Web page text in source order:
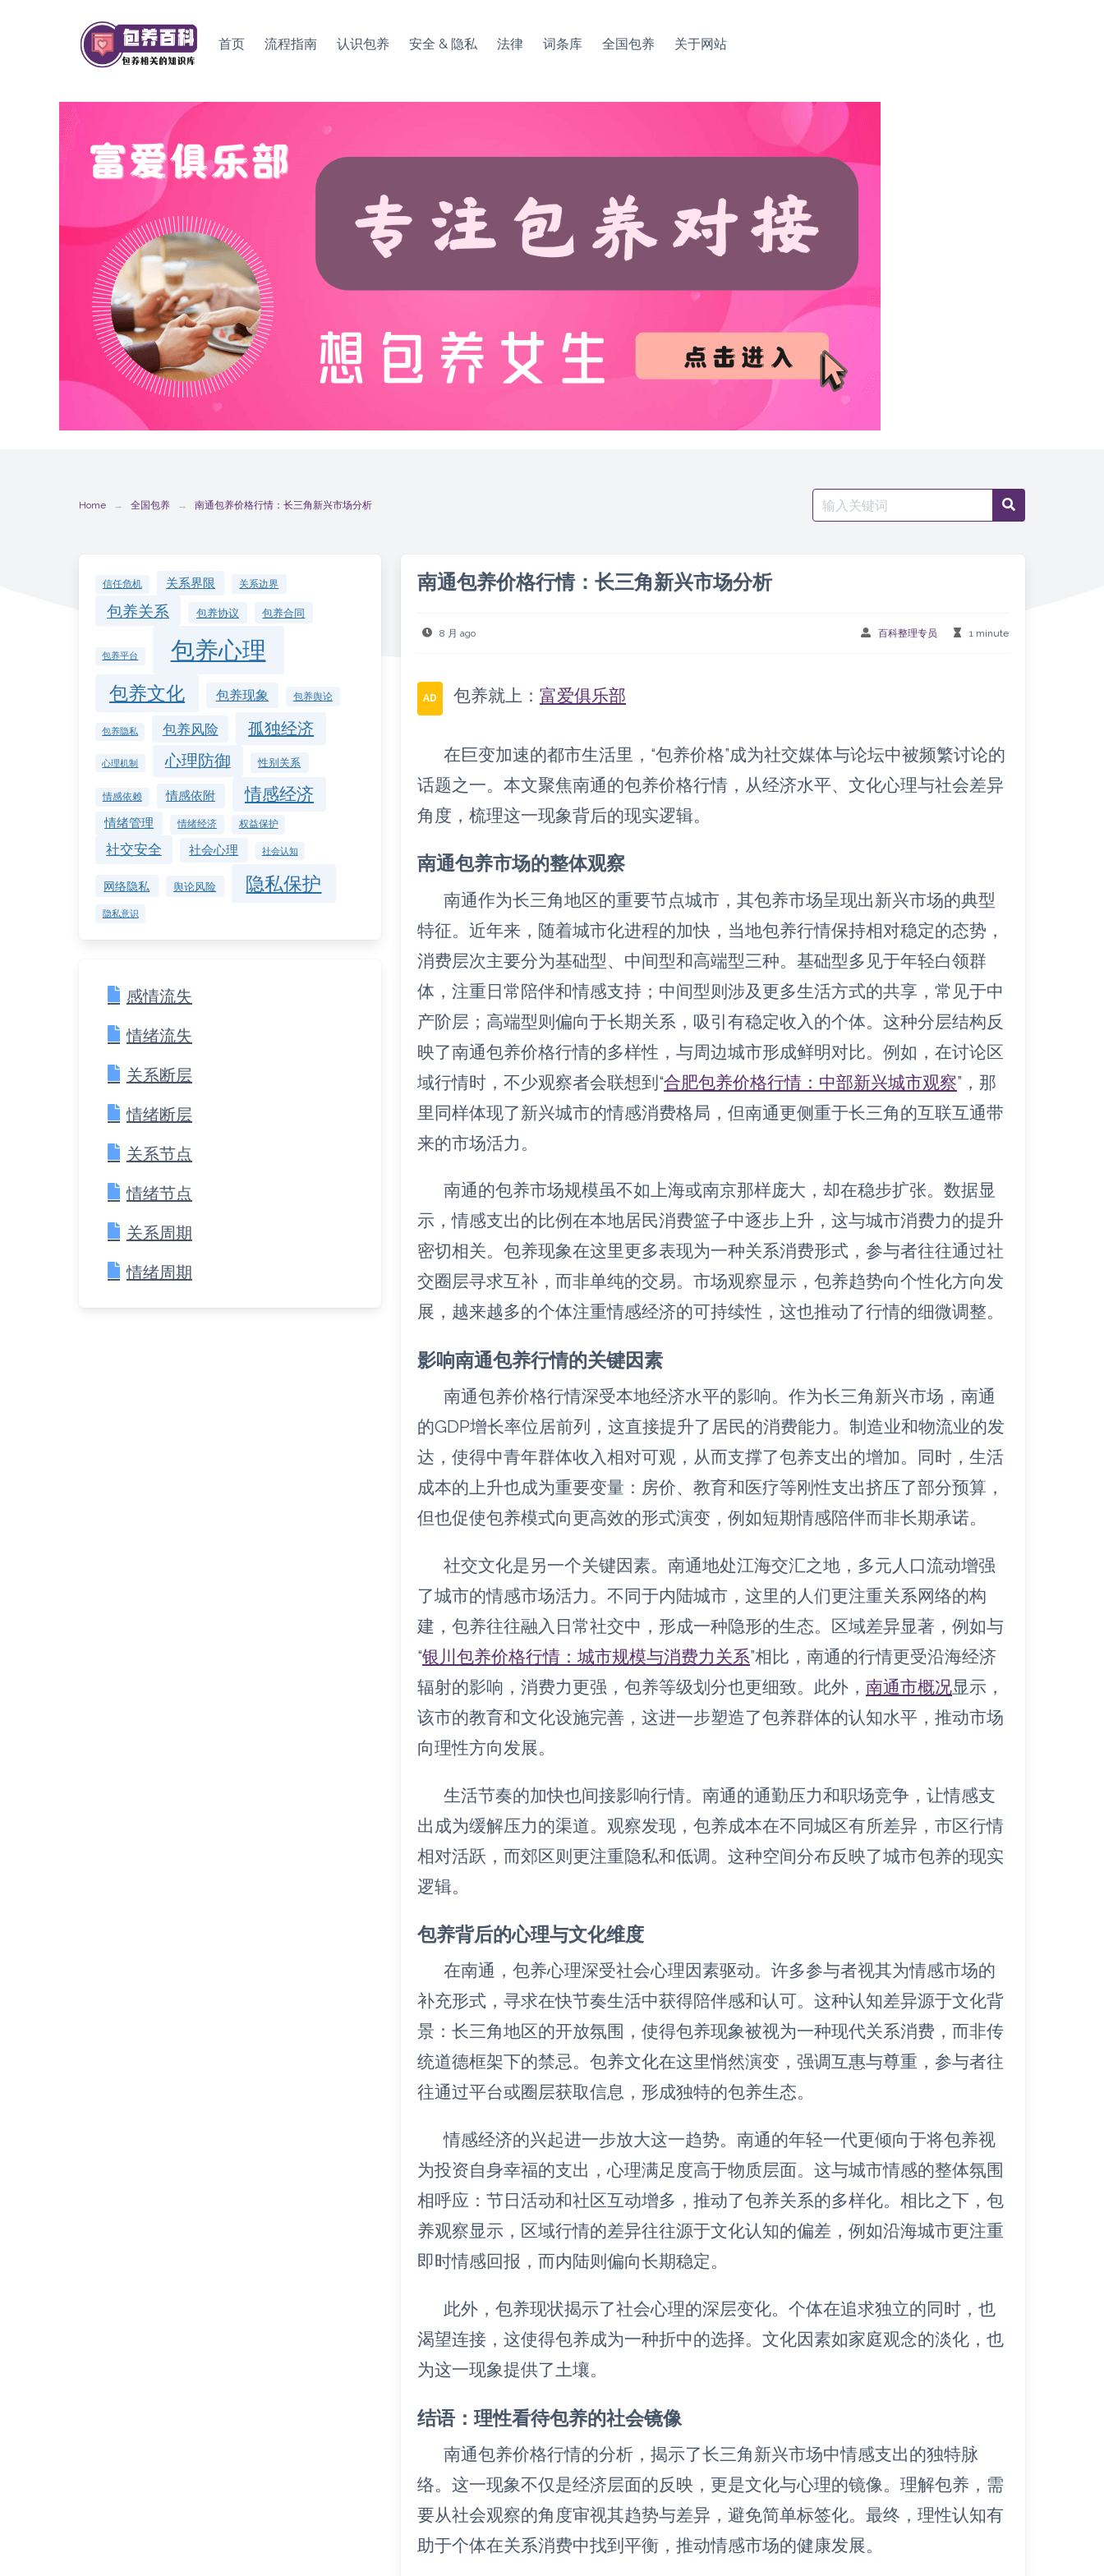
首页 流程指南 认识包养 安全 & 隐私 法律 词条库 全国包养 关于网站
Home 全国包养 南通包养价格行情：长三角新兴市场分析
Search
for:
Search
南通包养价格行情：长三角新兴市场分析
8 月 ago 百科整理专员 1 minute
AD 包养就上：富爱俱乐部
在巨变加速的都市生活里，“包养价格”成为社交媒体与论坛中被频繁讨论的
话题之一。本文聚焦南通的包养价格行情，从经济水平、文化心理与社会差异
角度，梳理这一现象背后的现实逻辑。
南通包养市场的整体观察
南通作为长三角地区的重要节点城市，其包养市场呈现出新兴市场的典型
特征。近年来，随着城市化进程的加快，当地包养行情保持相对稳定的态势，
消费层次主要分为基础型、中间型和高端型三种。基础型多见于年轻白领群
体，注重日常陪伴和情感支持；中间型则涉及更多生活方式的共享，常见于中
产阶层；高端型则偏向于长期关系，吸引有稳定收入的个体。这种分层结构反
映了南通包养价格行情的多样性，与周边城市形成鲜明对比。例如，在讨论区
域行情时，不少观察者会联想到“合肥包养价格行情：中部新兴城市观察”，那
里同样体现了新兴城市的情感消费格局，但南通更侧重于长三角的互联互通带
来的市场活力。
南通的包养市场规模虽不如上海或南京那样庞大，却在稳步扩张。数据显
示，情感支出的比例在本地居民消费篮子中逐步上升，这与城市消费力的提升
密切相关。包养现象在这里更多表现为一种关系消费形式，参与者往往通过社
交圈层寻求互补，而非单纯的交易。市场观察显示，包养趋势向个性化方向发
展，越来越多的个体注重情感经济的可持续性，这也推动了行情的细微调整。
影响南通包养行情的关键因素
南通包养价格行情深受本地经济水平的影响。作为长三角新兴市场，南通
的GDP增长率位居前列，这直接提升了居民的消费能力。制造业和物流业的发
达，使得中青年群体收入相对可观，从而支撑了包养支出的增加。同时，生活
成本的上升也成为重要变量：房价、教育和医疗等刚性支出挤压了部分预算，
但也促使包养模式向更高效的形式演变，例如短期情感陪伴而非长期承诺。
社交文化是另一个关键因素。南通地处江海交汇之地，多元人口流动增强
了城市的情感市场活力。不同于内陆城市，这里的人们更注重关系网络的构
建，包养往往融入日常社交中，形成一种隐形的生态。区域差异显著，例如与
“银川包养价格行情：城市规模与消费力关系”相比，南通的行情更受沿海经济
辐射的影响，消费力更强，包养等级划分也更细致。此外，南通市概况显示，
该市的教育和文化设施完善，这进一步塑造了包养群体的认知水平，推动市场
向理性方向发展。
生活节奏的加快也间接影响行情。南通的通勤压力和职场竞争，让情感支
出成为缓解压力的渠道。观察发现，包养成本在不同城区有所差异，市区行情
相对活跃，而郊区则更注重隐私和低调。这种空间分布反映了城市包养的现实
逻辑。
包养背后的心理与文化维度
在南通，包养心理深受社会心理因素驱动。许多参与者视其为情感市场的
补充形式，寻求在快节奏生活中获得陪伴感和认可。这种认知差异源于文化背
景：长三角地区的开放氛围，使得包养现象被视为一种现代关系消费，而非传
统道德框架下的禁忌。包养文化在这里悄然演变，强调互惠与尊重，参与者往
往通过平台或圈层获取信息，形成独特的包养生态。
情感经济的兴起进一步放大这一趋势。南通的年轻一代更倾向于将包养视
为投资自身幸福的支出，心理满足度高于物质层面。这与城市情感的整体氛围
相呼应：节日活动和社区互动增多，推动了包养关系的多样化。相比之下，包
养观察显示，区域行情的差异往往源于文化认知的偏差，例如沿海城市更注重
即时情感回报，而内陆则偏向长期稳定。
此外，包养现状揭示了社会心理的深层变化。个体在追求独立的同时，也
渴望连接，这使得包养成为一种折中的选择。文化因素如家庭观念的淡化，也
为这一现象提供了土壤。
结语：理性看待包养的社会镜像
南通包养价格行情的分析，揭示了长三角新兴市场中情感支出的独特脉
络。这一现象不仅是经济层面的反映，更是文化与心理的镜像。理解包养，需
要从社会观察的角度审视其趋势与差异，避免简单标签化。最终，理性认知有
助于个体在关系消费中找到平衡，推动情感市场的健康发展。
信任危机 关系界限 关系边界
包养关系 包养协议 包养合同
包养平台 包养心理
包养文化 包养现象 包养舆论
包养隐私 包养风险 孤独经济
心理机制 心理防御 性别关系
情感依赖 情感依附 情感经济
情绪管理 情绪经济 权益保护
社交安全 社会心理 社会认知
网络隐私 舆论风险 隐私保护
隐私意识
感情流失
情绪流失
关系断层
情绪断层
关系节点
情绪节点
关系周期
情绪周期